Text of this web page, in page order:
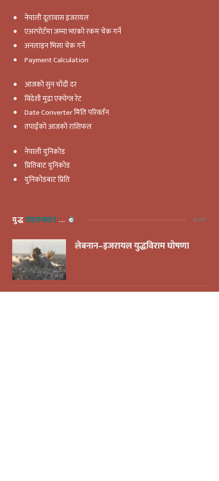
नेपाली दूतावास इजरायल
एअरपोर्टमा जम्मा भएको रकम चेक गर्ने
अनलाइन भिसा चेक गर्ने
Payment Calculation
आजको सुन चाँदी दर
विदेशी मुद्रा एक्चेन्ज रेट
Date Converter मिति परिवर्तन
तपाईंको आजको राशिफल
नेपाली युनिकोड
प्रितिबाट युनिकोड
युनिकोडबाट प्रिति
युद्धटाइमलाइन ... ©️अरु
लेबनान–इजरायल युद्धविराम घोषणा